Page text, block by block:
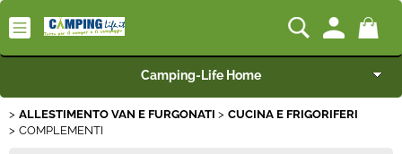
Camping-Life Home
Articoli per Camper e Caravan
ALLESTIMENTO VAN E FURGONATI
CUCINA E FRIGORIFERI
COMPLEMENTI